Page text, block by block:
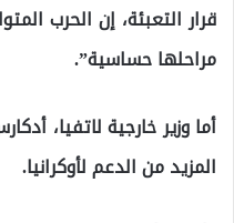
قرار التعبئة، إن الحرب
مراحلها حساسية”.
أما وزير خارجية لاتفيا،
المزيد من الدعم لأوكرانيا.